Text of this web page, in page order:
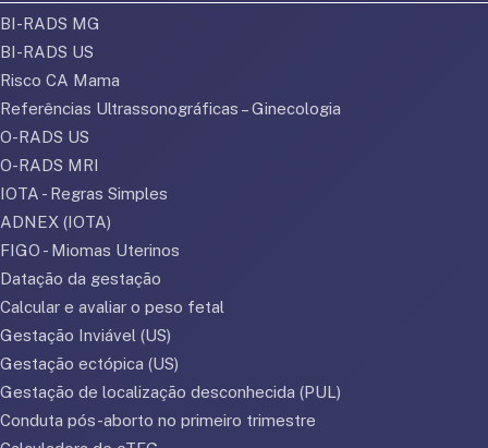
BI-RADS MG
BI-RADS US
Risco CA Mama
Referências Ultrassonográficas – Ginecologia
O-RADS US
O-RADS MRI
IOTA - Regras Simples
ADNEX (IOTA)
FIGO - Miomas Uterinos
Datação da gestação
Calcular e avaliar o peso fetal
Gestação Inviável (US)
Gestação ectópica (US)
Gestação de localização desconhecida (PUL)
Conduta pós-aborto no primeiro trimestre